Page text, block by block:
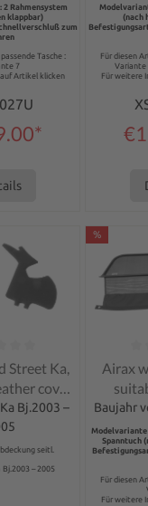
Rahmensystem
klappbar)
zum
Tasche :
7
Artikel klicken
(nach
Für diesen
Variante
Für weitere
of 0 out of 5 stars
Street Ka,
cover
2 pieces
Bj.2003 –
seitl.
– 2005
%
Airax
Baujahr
Spanntuch
Für diesen
Für weitere